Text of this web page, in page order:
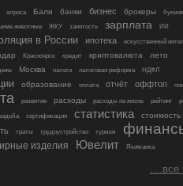
алроса Бали банки бизнес брокеры
животные ЖКУ занятость зарплата ИИ
в России ипотека
искусственный
Красноярск кредит криптовалюта
лето
Москва налоги налоговая реформа НДФЛ
образование оплата отчёт оффтоп
развитие расходы расходы на жизнь рейтинг
сертификация статистика стоимость
траты трудоустройство туризм
изделия Ювелит Якиманка
....все